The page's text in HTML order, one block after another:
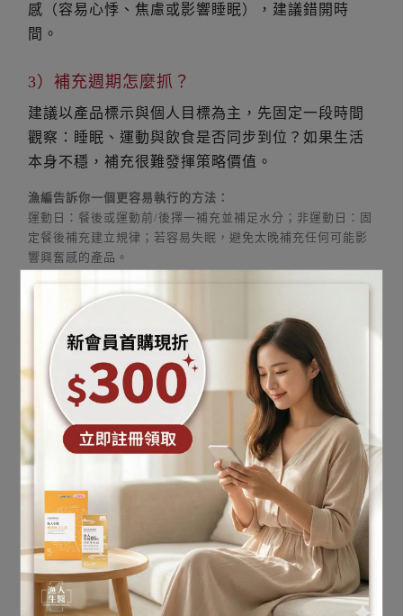
感（容易心悸、焦慮或影響睡眠），建議錯開時
間。
3）補充週期怎麼抓？
建議以產品標示與個人目標為主，先固定一段時間
觀察：睡眠、運動與飲食是否同步到位？如果生活
本身不穩，補充很難發揮策略價值。
漁編告訴你一個更容易執行的方法：
運動日：餐後或運動前/後擇一補充並補足水分；非運動日：固
定餐後補充建立規律；若容易失眠，避免太晚補充任何可能影
響興奮感的產品。
五、複方怎麼挑？南非醉茄、松樹皮等搭配
重點